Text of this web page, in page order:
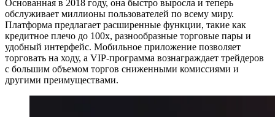
Основанная в 2018 году, она быстро выросла и теперь
обслуживает миллионы пользователей по всему миру.
Платформа предлагает расширенные функции, такие как
кредитное плечо до 100x, разнообразные торговые пары и
удобный интерфейс. Мобильное приложение позволяет
торговать на ходу, а VIP-программа вознаграждает трейдеров
с большим объемом торгов сниженными комиссиями и
другими преимуществами.